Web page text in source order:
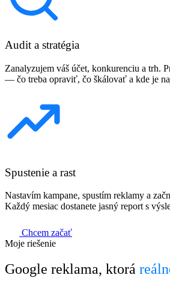
Audit a stratégia
Zanalyzujem váš účet, konkurenciu a trh.
— čo treba opraviť, čo škálovať a kde je
Spustenie a rast
Nastavím kampane, spustím reklamy a
Každý mesiac dostanete jasný report s
Chcem začať
Moje riešenie
Google reklama, ktorá